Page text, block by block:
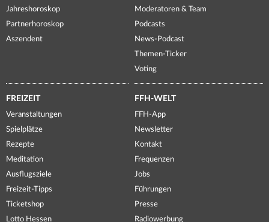
Jahreshoroskop
Partnerhoroskop
Aszendent
Moderatoren & Team
Podcasts
News-Podcast
Themen-Ticker
Voting
FREIZEIT
Veranstaltungen
Spielplätze
Rezepte
Meditation
Ausflugsziele
Freizeit-Tipps
Ticketshop
Lotto Hessen
FFH-WELT
FFH-App
Newsletter
Kontakt
Frequenzen
Jobs
Führungen
Presse
Radiowerbung